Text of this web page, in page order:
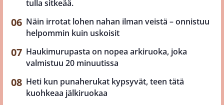
tulla sitkeää.
Näin irrotat lohen nahan ilman veistä – onnistuu
helpommin kuin uskoisit
Haukimurupasta on nopea arkiruoka, joka
valmistuu 20 minuutissa
Heti kun punaherukat kypsyvät, teen tätä
kuohkeaa jälkiruokaa